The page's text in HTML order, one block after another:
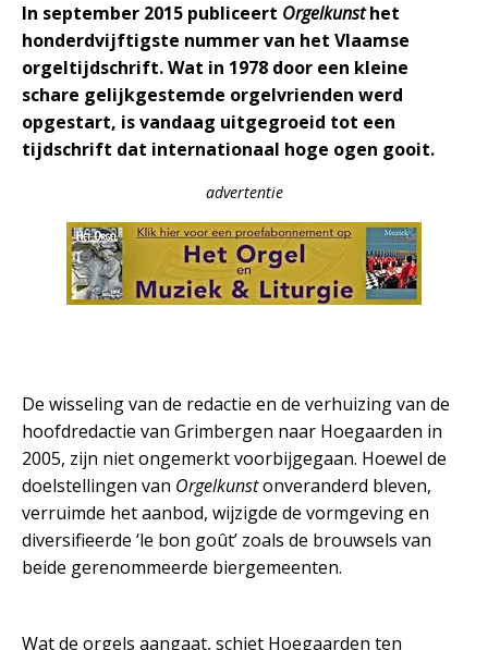
In september 2015 publiceert Orgelkunsthet
honderdvijftigste nummer van het Vlaamse
orgeltijdschrift. Wat in 1978 door een kleine
schare gelijkgestemde orgelvrienden werd
opgestart, is vandaag uitgegroeid tot een
tijdschrift dat internationaal hoge ogen gooit.
advertentie
De wisseling van de redactie en de verhuizing van de
hoofdredactie van Grimbergen naar Hoegaarden in
2005, zijn niet ongemerkt voorbijgegaan. Hoewel de
doelstellingen van Orgelkunstonveranderd bleven,
verruimde het aanbod, wijzigde de vormgeving en
diversifieerde ‘le bon goût’ zoals de brouwsels van
beide gerenommeerde biergemeenten.
Wat de orgels aangaat, schiet Hoegaarden ten